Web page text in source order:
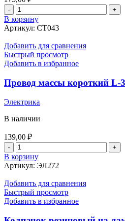
Количество
товара
Светоотражатель
839
треугольн.
(крас)
с
болты
В корзину
Артикул: СТ043
Добавить для сравнения
Быстрый просмотр
Добавить в избранное
Провод массы короткий L-
Электрика
В наличии
139,00 ₽
Количество
товара
Провод
массы
короткий
L-
300
В корзину
Артикул: ЭЛ272
Добавить для сравнения
Быстрый просмотр
Добавить в избранное